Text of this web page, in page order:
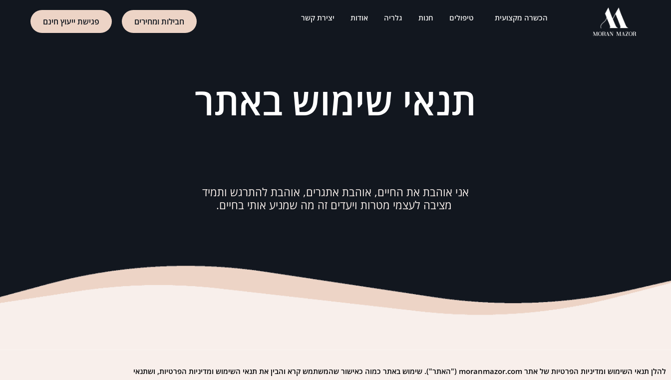
הכשרה מקצועית טיפולים חנות גלריה אודות יצירת קשר חבילות ומחירים פגישת ייעוץ חינם
תנאי שימוש באתר
אני אוהבת את החיים, אוהבת אתגרים, אוהבת להתרגש ותמיד
מציבה לעצמי מטרות ויעדים זה מה שמניע אותי בחיים.
להלן תנאי השימוש ומדיניות הפרטיות של אתר moranmazor.com ("האתר"). שימוש באתר כמוה כאישור שהמשתמש קרא והבין את תנאי השימוש ומדיניות הפרטיות, ושתנאי